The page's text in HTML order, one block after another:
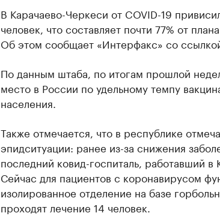
В Карачаево-Черкеси от COVID-19
человек, что составляет почти 77% от
Об этом сообщает «Интерфакс» со
По данным штаба, по итогам прошлой
место в России по удельному темпу
населения.
Также отмечается, что в республике
эпидситуации: ранее из-за снижения
последний ковид-госпиталь, работавший в
Сейчас для пациентов с коронавирусом
изолированное отделение на базе
проходят лечение 14 человек.